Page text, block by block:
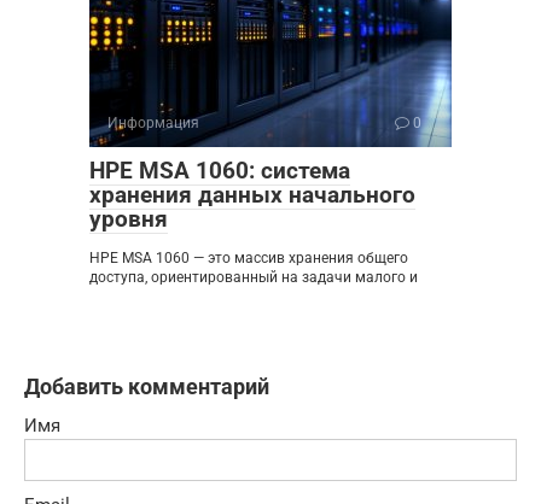
Информация 0
HPE MSA 1060: система
хранения данных начального
уровня
HPE MSA 1060 — это массив хранения общего
доступа, ориентированный на задачи малого и
Добавить комментарий
Имя